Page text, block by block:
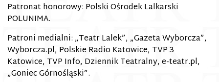
Patronat honorowy: Polski Ośrodek Lalkarski
POLUNIMA.
Patroni medialni: „Teatr Lalek”, „Gazeta Wyborcza”,
Wyborcza.pl, Polskie Radio Katowice, TVP 3
Katowice, TVP Info, Dziennik Teatralny, e-teatr.pl,
„Goniec Górnośląski”.